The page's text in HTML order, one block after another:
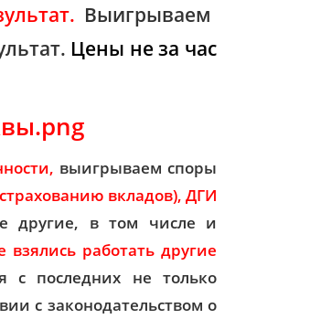
Выигрываем
Цены не за час
выигрываем споры
вкладов), ДГИ
другие, в том числе и
работать другие
с последних не только
с законодательством о